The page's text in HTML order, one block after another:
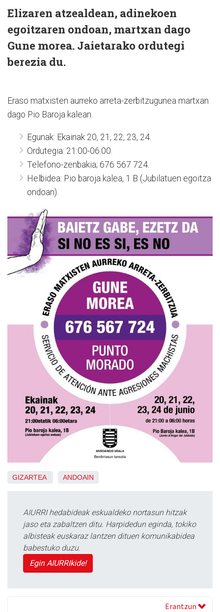
Elizaren atzealdean, adinekoen
egoitzaren ondoan, martxan dago
Gune morea. Jaietarako ordutegi
berezia du.
Eraso matxisten aurreko arreta-zerbitzugunea martxan
dago Pio Baroja kalean.
Egunak: Ekainak 20, 21, 22, 23, 24.
Ordutegia: 21:00-06:00.
Telefono-zenbakia; 676 567 724.
Helbidea: Pio baroja kalea, 1 B (Jubilatuen egoitza
ondoan).
GIZARTEA ANDOAIN
AIURRI hedabideak eskualdeko nortasun hitzak
jaso eta zabaltzen ditu. Harpidedun eginda, tokiko
albisteak euskaraz lantzen dituen komunikabidea
babestuko duzu.
Egin AIURRIkide!
Erantzun